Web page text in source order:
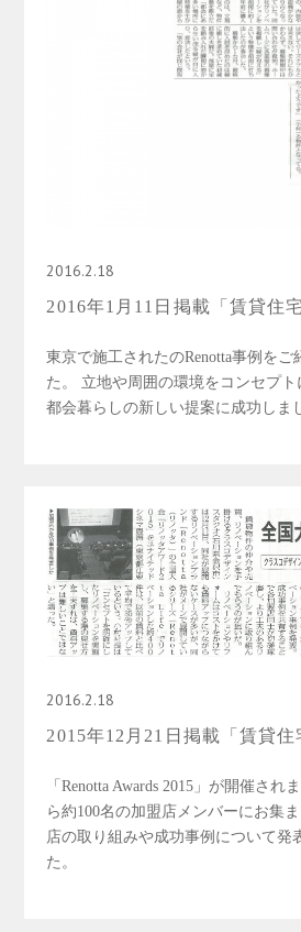
2016.2.18
2016年1月11日掲載「賃貸住
東京で施工されたのRenotta事例をご
た。 立地や周囲の環境をコンセプト
都会暮らしの新しい提案に成功しま
2016.2.18
2015年12月21日掲載「賃貸住
「Renotta Awards 2015」が開催さ
ら約100名の加盟店メンバーにお集
店の取り組みや成功事例について発
た。